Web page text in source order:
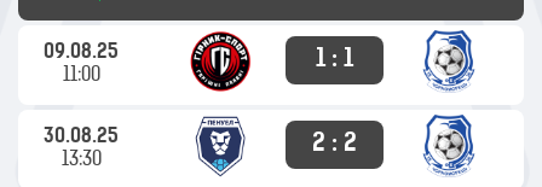
09.08.25
11:00
1 : 1
30.08.25
13:30
2 : 2